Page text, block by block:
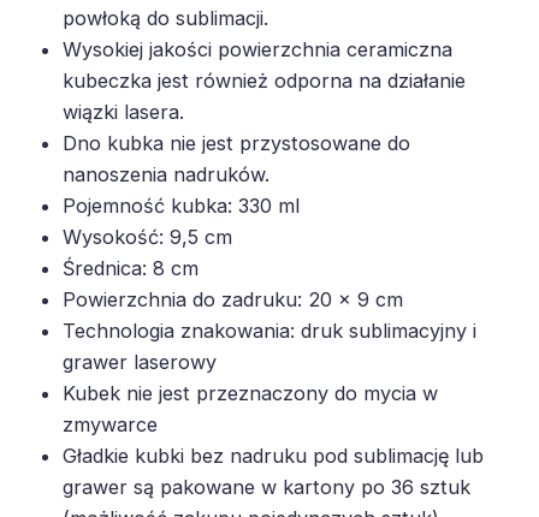
powłoką do sublimacji.
Wysokiej jakości powierzchnia ceramiczna
kubeczka jest również odporna na działanie
wiązki lasera.
Dno kubka nie jest przystosowane do
nanoszenia nadruków.
Pojemność kubka: 330 ml
Wysokość: 9,5 cm
Średnica: 8 cm
Powierzchnia do zadruku: 20 x 9 cm
Technologia znakowania: druk sublimacyjny i
grawer laserowy
Kubek nie jest przeznaczony do mycia w
zmywarce
Gładkie kubki bez nadruku pod sublimację lub
grawer są pakowane w kartony po 36 sztuk